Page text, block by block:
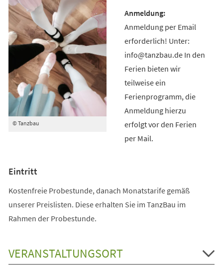
© Tanzbau
Anmeldung per Email
erforderlich! Unter:
info@tanzbau.de In den
Ferien bieten wir
teilweise ein
Ferienprogramm, die
Anmeldung hierzu
erfolgt vor den Ferien
per Mail.
Eintritt
Kostenfreie Probestunde, danach Monatstarife gemäß
unserer Preislisten. Diese erhalten Sie im TanzBau im
Rahmen der Probestunde.
VERANSTALTUNGSORT